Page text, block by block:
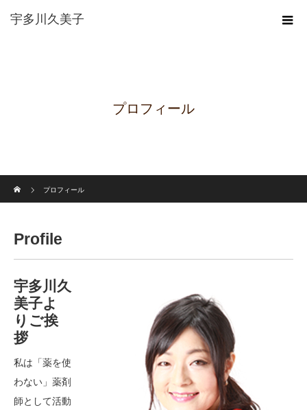
宇多川久美子
プロフィール
プロフィール
Profile
宇多川久
美子よ
りご挨
拶
私は「薬を使
わない」薬剤
師として活動